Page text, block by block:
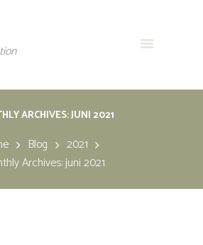
ARCHIVES: JUNI 2021
Blog
2021
Archives: juni 2021